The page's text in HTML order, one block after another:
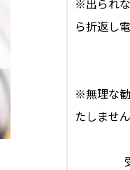
※出られ
ら折返し
※無理な
たしません